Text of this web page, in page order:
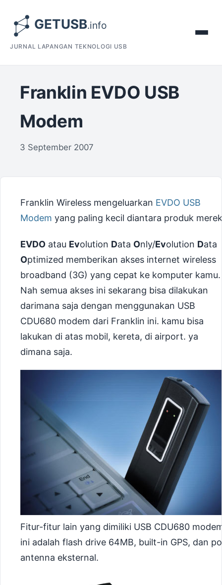
JURNAL LAPANGAN TEKNOLOGI USB
Franklin EVDO USB
Modem
3 September 2007
Franklin Wireless mengeluarkan EVDO USB
Modem yang paling kecil diantara produk
EVDO atau Evolution Data Only/Evolution Data
Optimized memberikan akses internet wireless
broadband (3G) yang cepat ke komputer kamu.
Nah semua akses ini sekarang bisa dilakukan
darimana saja dengan menggunakan USB
CDU680 modem dari Franklin ini. kamu bisa
lakukan di atas mobil, kereta, di airport. ya
dimana saja.
Fitur-fitur lain yang dimiliki USB CDU680
ini adalah flash drive 64MB, built-in GPS, dan
antenna eksternal.